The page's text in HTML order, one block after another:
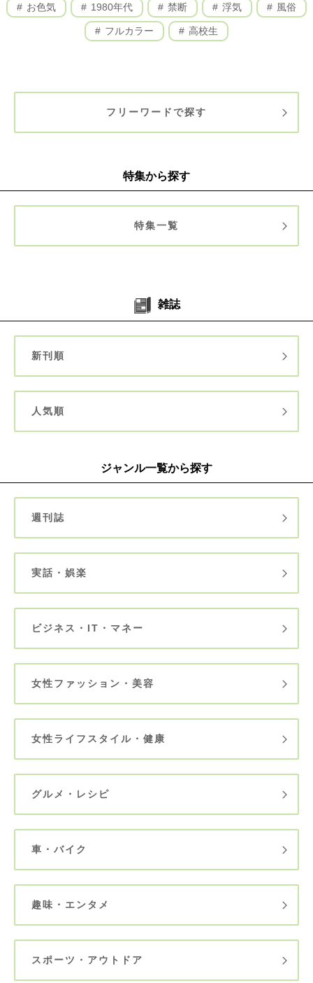
お色気 1980年代 禁断 浮気 風俗
フルカラー 高校生
フリーワードで探す
特集から探す
特集一覧
雑誌
新刊順
人気順
ジャンル一覧から探す
週刊誌
実話・娯楽
ビジネス・IT・マネー
女性ファッション・美容
女性ライフスタイル・健康
グルメ・レシピ
車・バイク
趣味・エンタメ
スポーツ・アウトドア